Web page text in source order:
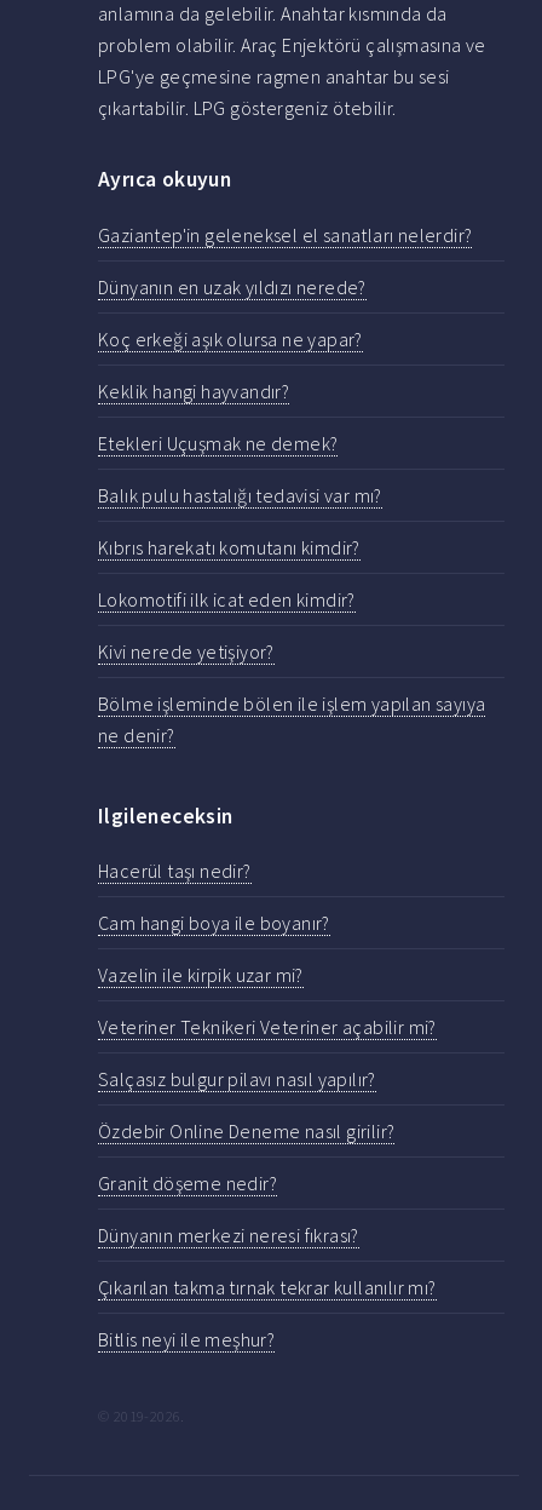
anlamına da gelebilir. Anahtar kısmında da
problem olabilir. Araç Enjektörü çalışmasına ve
LPG'ye geçmesine ragmen anahtar bu sesi
çıkartabilir. LPG göstergeniz ötebilir.
Ayrıca okuyun
Gaziantep'in geleneksel el sanatları nelerdir?
Dünyanın en uzak yıldızı nerede?
Koç erkeği aşık olursa ne yapar?
Keklik hangi hayvandır?
Etekleri Uçuşmak ne demek?
Balık pulu hastalığı tedavisi var mı?
Kıbrıs harekatı komutanı kimdir?
Lokomotifi ilk icat eden kimdir?
Kivi nerede yetişiyor?
Bölme işleminde bölen ile işlem yapılan sayıya
ne denir?
Ilgileneceksin
Hacerül taşı nedir?
Cam hangi boya ile boyanır?
Vazelin ile kirpik uzar mi?
Veteriner Teknikeri Veteriner açabilir mi?
Salçasız bulgur pilavı nasıl yapılır?
Özdebir Online Deneme nasıl girilir?
Granit döşeme nedir?
Dünyanın merkezi neresi fıkrası?
Çıkarılan takma tırnak tekrar kullanılır mı?
Bitlis neyi ile meşhur?
© 2019-2026.